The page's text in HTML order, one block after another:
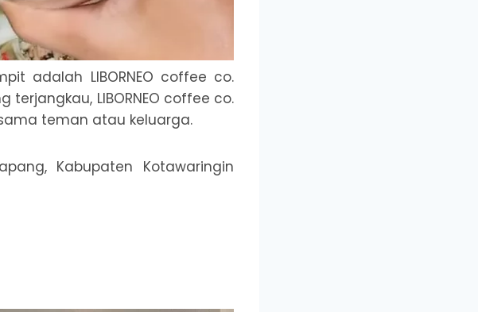
adalah LIBORNEO coffee co.
LIBORNEO coffee co.
teman atau keluarga.
Kabupaten Kotawaringin